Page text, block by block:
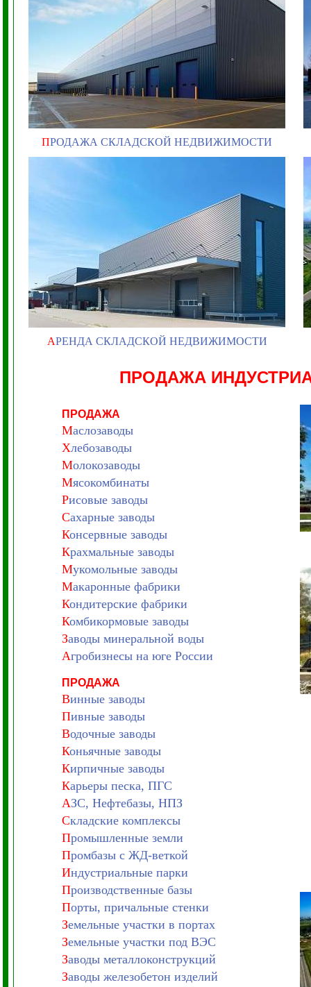
ПРОДАЖА СКЛАДСКОЙ НЕДВИЖИМОСТИ
АРЕНДА СКЛАДСКОЙ НЕДВИЖИМОСТИ
ПРОДАЖА
ПРОДАЖА
Маслозаводы
Хлебозаводы
Молокозаводы
Мясокомбинаты
Рисовые заводы
Сахарные заводы
Консервные заводы
Крахмальные заводы
Мукомольные заводы
Макаронные фабрики
Кондитерские фабрики
Комбикормовые заводы
Заводы минеральной воды
Агробизнесы на юге России
ПРОДАЖА
Винные заводы
Пивные заводы
Водочные заводы
Коньячные заводы
Кирпичные заводы
Карьеры песка, ПГС
АЗС, Нефтебазы, НПЗ
Складские комплексы
Промышленные земли
Промбазы с ЖД-веткой
Индустриальные парки
Производственные базы
Порты, причальные стенки
Земельные участки в портах
Земельные участки под ВЭС
Заводы металлоконструкций
Заводы железобетон изделий